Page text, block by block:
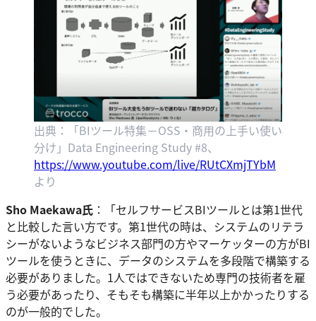
出典：「BIツール特集－OSS・商用の上手い使い
分け」Data Engineering Study #8、
https://www.youtube.com/live/RUtCXmjTYbM
より
Sho Maekawa氏 ：「セルフサービスBIツールとは第1世代
と比較した言い方です。第1世代の時は、システムのリテラ
シーがないようなビジネス部門の方やマーケッターの方がBI
ツールを使うときに、データのシステムを多段階で構築する
必要がありました。1人ではできないため専門の技術者を雇
う必要があったり、そもそも構築に半年以上かかったりする
のが一般的でした。